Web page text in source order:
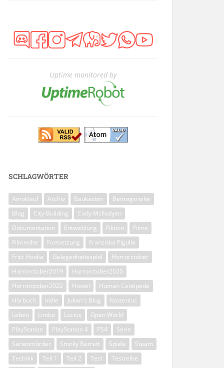
Uptime monitored by
SCHLAGWÖRTER
Amoklauf Archiv Baukasten
Beitragsreihe
Blog
City-Building
Cody McFadyen
Dokumentation
Entwicklung Fiktion
Filme
Filmreihe
Fortsetzung
Franziska Pigulla
Fritz Honka
Gelegenheitsspiel
Horrorctober
Horrorctober2019
Horrorctober2020
Horrorctober2022
Hostel
Human Centipede
Hörbuch
Indie Julian's Blog
Kostenlos
Leben
Limbo Lucius
Open World
PlayStation
PlayStation 4 PS4
Serie
Serienmörder
Smoky Barrett Spiele
Steam
Technik
Teil 1 Teil 2 Test
Testreihe